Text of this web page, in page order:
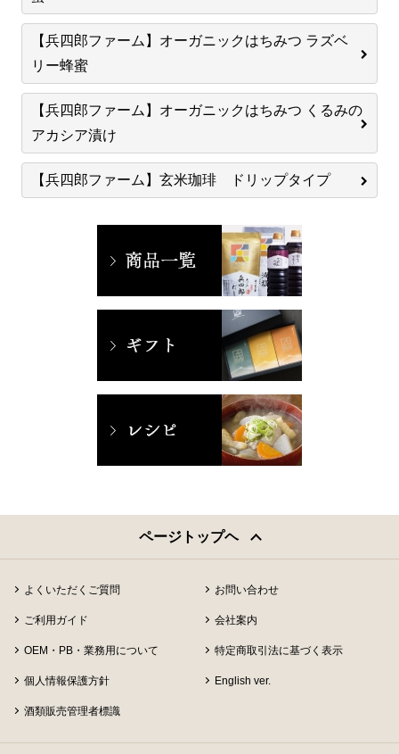
【兵四郎ファーム】オーガニックはちみつ ラズベ
リー蜂蜜
【兵四郎ファーム】オーガニックはちみつ くるみの
アカシア漬け
【兵四郎ファーム】玄米珈琲 ドリップタイプ
ページトップヘ
よくいただくご質問 お問い合わせ
ご利用ガイド 会社案内
OEM・PB・業務用について 特定商取引法に基づく表示
個人情報保護方針 English ver.
酒類販売管理者標識